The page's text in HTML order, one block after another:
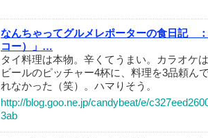
なんちゃってグルメレポーターの食日記 ：
コー）」…
タイ料理は本物。辛くてうまい。カラオケ
ビールのピッチャー4杯に、料理を3品頼ん
れなかった（笑）。ハマりそう。
http://blog.goo.ne.jp/candybeat/e/
3ab